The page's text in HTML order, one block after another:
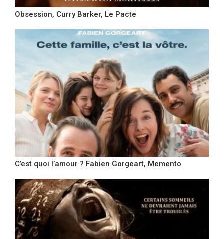
Obsession, Curry Barker, Le Pacte
C’est quoi l’amour ? Fabien Gorgeart, Memento